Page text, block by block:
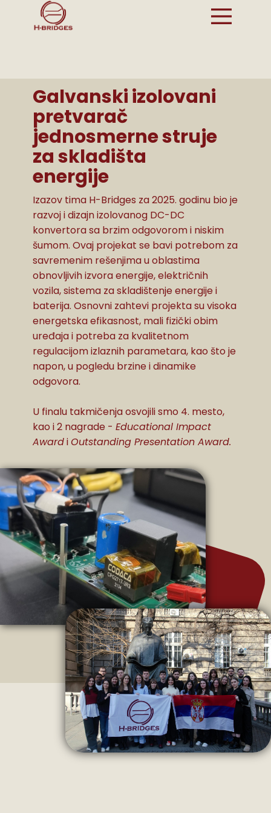
POČETNA
O NAMA
PROJEKTI
PARTNERI
VESTI
GALERIJA
KONTAKT
EN
Galvanski izolovani
pretvarač
jednosmerne struje
za skladišta
energije
Izazov tima H-Bridges za 2025. godinu bio je
razvoj i dizajn izolovanog DC-DC
konvertora sa brzim odgovorom i niskim
šumom. Ovaj projekat se bavi potrebom za
savremenim rešenjima u oblastima
obnovljivih izvora energije, električnih
vozila, sistema za skladištenje energije i
baterija. Osnovni zahtevi projekta su visoka
energetska efikasnost, mali fizički obim
uređaja i potreba za kvalitetnom
regulacijom izlaznih parametara, kao što je
napon, u pogledu brzine i dinamike
odgovora.
U finalu takmičenja osvojili smo 4. mesto,
kao i 2 nagrade - Educational Impact
AwardiOutstanding Presentation Award.